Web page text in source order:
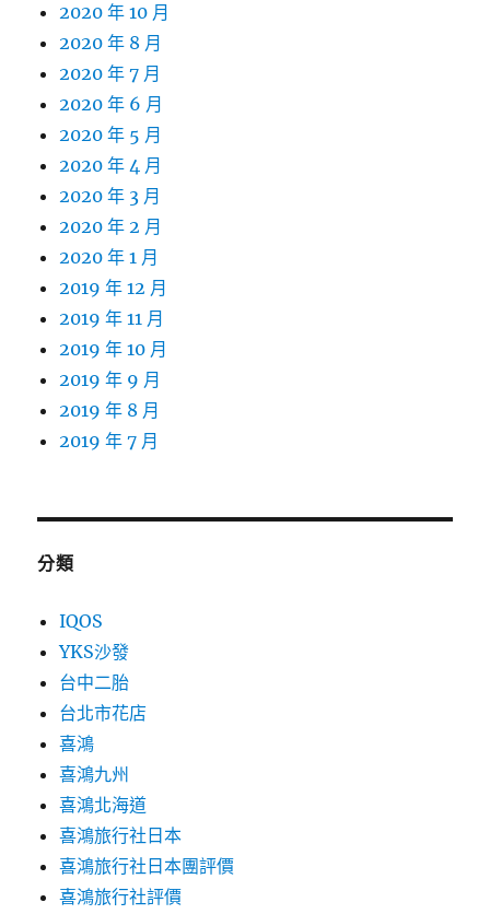
2020 年 10 月
2020 年 8 月
2020 年 7 月
2020 年 6 月
2020 年 5 月
2020 年 4 月
2020 年 3 月
2020 年 2 月
2020 年 1 月
2019 年 12 月
2019 年 11 月
2019 年 10 月
2019 年 9 月
2019 年 8 月
2019 年 7 月
分類
IQOS
YKS沙發
台中二胎
台北市花店
喜鴻
喜鴻九州
喜鴻北海道
喜鴻旅行社日本
喜鴻旅行社日本團評價
喜鴻旅行社評價